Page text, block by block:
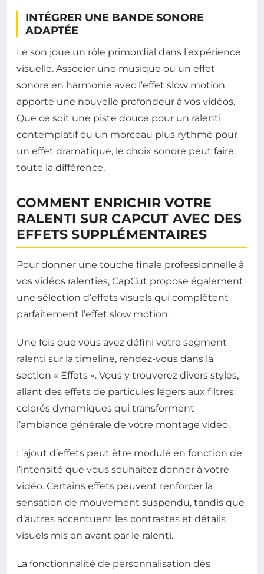
INTÉGRER UNE BANDE SONORE
ADAPTÉE
Le son joue un rôle primordial dans l’expérience
visuelle. Associer une musique ou un effet
sonore en harmonie avec l’effet slow motion
apporte une nouvelle profondeur à vos vidéos.
Que ce soit une piste douce pour un ralenti
contemplatif ou un morceau plus rythmé pour
un effet dramatique, le choix sonore peut faire
toute la différence.
COMMENT ENRICHIR VOTRE
RALENTI SUR CAPCUT AVEC DES
EFFETS SUPPLÉMENTAIRES
Pour donner une touche finale professionnelle à
vos vidéos ralenties, CapCut propose également
une sélection d’effets visuels qui complètent
parfaitement l’effet slow motion.
Une fois que vous avez défini votre segment
ralenti sur la timeline, rendez-vous dans la
section « Effets ». Vous y trouverez divers styles,
allant des effets de particules légers aux filtres
colorés dynamiques qui transforment
l’ambiance générale de votre montage vidéo.
L’ajout d’effets peut être modulé en fonction de
l’intensité que vous souhaitez donner à votre
vidéo. Certains effets peuvent renforcer la
sensation de mouvement suspendu, tandis que
d’autres accentuent les contrastes et détails
visuels mis en avant par le ralenti.
La fonctionnalité de personnalisation des